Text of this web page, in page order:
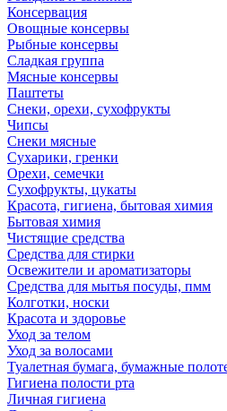
Консервация
Овощные консервы
Рыбные консервы
Сладкая группа
Мясные консервы
Паштеты
Снеки, орехи, сухофрукты
Чипсы
Снеки мясные
Сухарики, гренки
Орехи, семечки
Сухофрукты, цукаты
Красота, гигиена, бытовая химия
Бытовая химия
Чистящие средства
Средства для стирки
Освежители и ароматизаторы
Средства для мытья посуды, пмм
Колготки, носки
Красота и здоровье
Уход за телом
Уход за волосами
Туалетная бумага, бумажные
Гигиена полости рта
Личная гигиена